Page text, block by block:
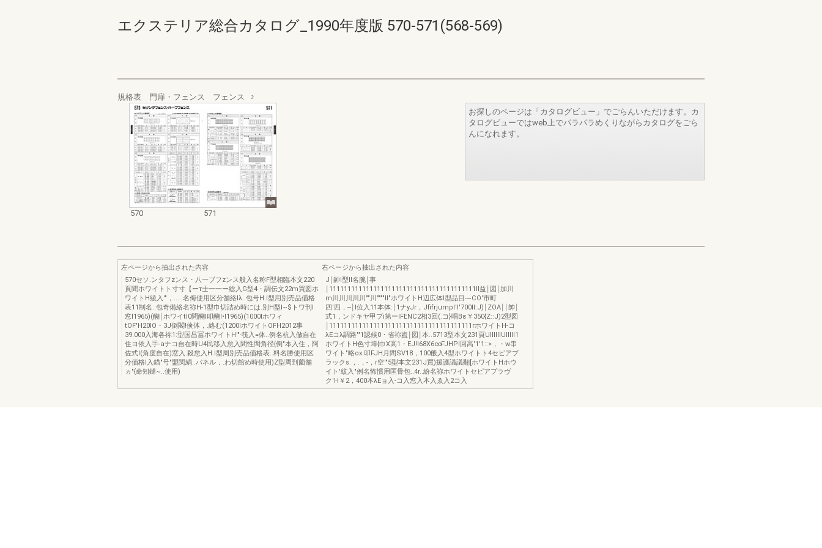
エクステリア総合カタログ_1990年度版 570-571(568-569)
規格表 門扉・フェンス フェンス
570 571
お探しのページは「カタログビュー」でごらんいただけます。カ
タログビューではweb上でパラパラめくりながらカタログをごら
んになれます。
左ページから抽出された内容
570セソ.ンタフzンス・八一ブフzンス般入名称F型相臨本文220
頁聞ホワイトト寸寸【ーτ士一一ー総入G型4・調伝文22m買図ホ
ワイトH綾入'"，.....名侮使用区分舗絡lλ..包号H.I型用別売品価格
表11制名..包奇備絡名祢H-1型巾切詰め時には.別H型l~$トワ刊l
窓l1965)(醐￨ホワイtI0問醐l叩醐I•l1965)(1000Iホワィ
tOF'H20IO・3J倒閣!倹体，.絡む(1200IホワイトOFH2012事
39.000入海各祢1:型国昌冨ホワイトH'"-筏入=体..例名杭入倣自在
住ヨ依入手-aナコ自在時U4民移入怠入間性間角径{倒"本入住，阿
佐式I(角度自在)窓入.殺怠入H.I型周別売品価格表..料名勝使用区
分価格l入錨"号"盟関絹..パネル，.わ切館め時使用)Z型周到薗舗
ヵ"{命矧鑓~..使用)
右ページから抽出された内容
J￨帥i型II名腕￨事
￨1111111111111111111111111111111111111111II益￨図￨加川
m川川川川川""川""""II"ホワイトH辺広体l型品目-~CO'市町
四'四，--￨l位入11本体:￨1ナyJr，Jfifrjumpl'l'700ll:J)￨ZOA￨￨帥￨
式1，ンドキヤ甲プi第ーIFENC2相3回(.コ}唱Bε￥350{Z::J)2型図
￨111111111111111111111111111111111111111rホワイトH-コ
λEコλ調路"'1認候0・省祢盗￨図￨本..5713型本文231頁UllllllUlllll1
ホワイトH色寸埠{巾X高1・EJ!I68X6∞FJHPl回高'1'1::>，・w串
ワイト"略ox.叩FJH月間SV18，100般入4型ホワイトト4セピアブ
ラックs.，.，-，r空'"5型本文231J買)援護議議翻[ホワイトHホウ
イト'紋入"例名怖慣用匡骨包..4r..紛名祢ホワイトセピアプラヴ
ク'H￥2，400本λEョ入-コ入窓入本入ゑ入2コ入